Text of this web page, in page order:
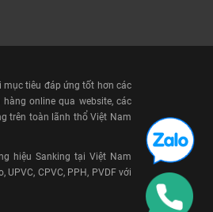
mục tiêu đáp ứng tốt hơn các
online qua website, các
trên toàn lãnh thổ Việt Nam
hiệu Sanking tại Việt Nam
CPVC, PPH, PVDF với